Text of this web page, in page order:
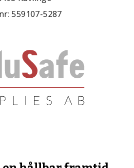
559107-5287